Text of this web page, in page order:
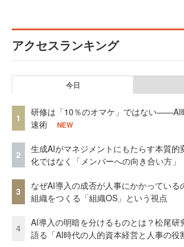
アクセスランキング
今日
1
研修は「10％のオマケ」ではない——AI
速術
NEW
2
生成AIがマネジメントにもたらす本質的
化ではなく「メンバーへの向き合い方」
3
なぜAI導入の成否が人事にかかっている
組織をつくる「組織OS」という視点
4
AI導入の明暗を分けるものとは？松尾研
語る「AI時代の人的資本経営と人事の役